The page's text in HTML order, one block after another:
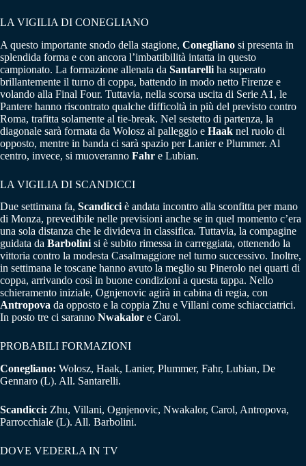
LA VIGILIA DI CONEGLIANO
A questo importante snodo della stagione, Conegliano si presenta in
splendida forma e con ancora l’imbattibilità intatta in questo
campionato. La formazione allenata da Santarelli ha superato
brillantemente il turno di coppa, battendo in modo netto Firenze e
volando alla Final Four. Tuttavia, nella scorsa uscita di Serie A1, le
Pantere hanno riscontrato qualche difficoltà in più del previsto contro
Roma, trafitta solamente al tie-break. Nel sestetto di partenza, la
diagonale sarà formata da Wolosz al palleggio e Haak nel ruolo di
opposto, mentre in banda ci sarà spazio per Lanier e Plummer. Al
centro, invece, si muoveranno Fahr e Lubian.
LA VIGILIA DI SCANDICCI
Due settimana fa, Scandicci è andata incontro alla sconfitta per mano
di Monza, prevedibile nelle previsioni anche se in quel momento c’era
una sola distanza che le divideva in classifica. Tuttavia, la compagine
guidata da Barbolini si è subito rimessa in carreggiata, ottenendo la
vittoria contro la modesta Casalmaggiore nel turno successivo. Inoltre,
in settimana le toscane hanno avuto la meglio su Pinerolo nei quarti di
coppa, arrivando così in buone condizioni a questa tappa. Nello
schieramento iniziale, Ognjenovic agirà in cabina di regia, con
Antropova da opposto e la coppia Zhu e Villani come schiacciatrici.
In posto tre ci saranno Nwakalor e Carol.
PROBABILI FORMAZIONI
Conegliano: Wolosz, Haak, Lanier, Plummer, Fahr, Lubian, De
Gennaro (L). All. Santarelli.
Scandicci: Zhu, Villani, Ognjenovic, Nwakalor, Carol, Antropova,
Parrocchiale (L). All. Barbolini.
DOVE VEDERLA IN TV